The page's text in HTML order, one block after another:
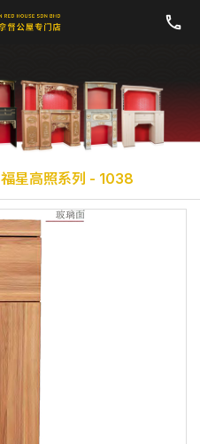
福星高照系列 - 1038